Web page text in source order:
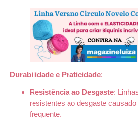
Durabilidade e Praticidade:
Resistência ao Desgaste:
resistentes ao desgaste
frequente.